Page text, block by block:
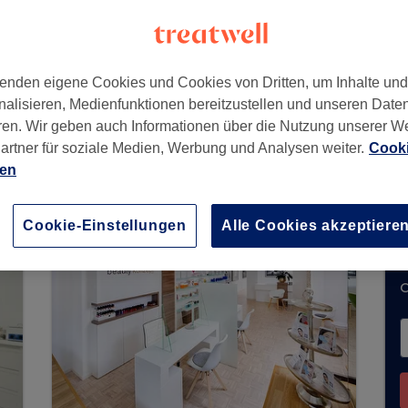
50668
keine Buchungen über Treatwell entgegen.
Ihrer Nähe zu finden. Dort warten viele
eigene Cookies und Cookies von Dritten, um Inhalte
Medienfunktionen bereitzustellen und unseren
Wir geben auch Informationen über die Nutzung unserer
für soziale Medien, Werbung und Analysen weiter.
Cookie-Einstellungen Alle Cookies akzeptieren